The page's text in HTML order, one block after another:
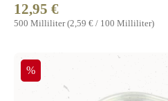
500 Milliliter(2,59 € / 100 Milliliter)
Regulärer Preis:
12,95 €
Rabatt
%